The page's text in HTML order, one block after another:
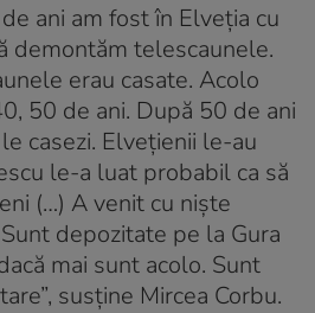
ani am fost în Elveția cu
demontăm telescaunele.
erau casate. Acolo
50 de ani. După 50 de ani
casezi. Elvețienii le-au
le-a luat probabil ca să
(…) A venit cu niște
depozitate pe la Gura
mai sunt acolo. Sunt
susține Mircea Corbu.